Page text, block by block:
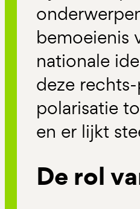
bemoeienis
nationale
deze
polarisatie
en er lijkt
De rol